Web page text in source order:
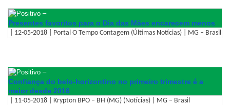
–
Presentes favoritos para o Dia das Mães encarecem menos
| 12-05-2018 | Portal O Tempo Contagem (Últimas Notícias) | MG – Brasil
–
Confiança do belo-horizontino no primeiro trimestre é a
maior desde 2016
| 11-05-2018 | Krypton BPO – BH (MG) (Notícias) | MG – Brasil